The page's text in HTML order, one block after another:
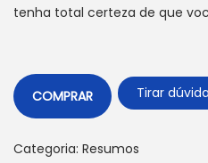
tenha total certeza de que
COMPRAR Tirar dúvida
Categoria: Resumos